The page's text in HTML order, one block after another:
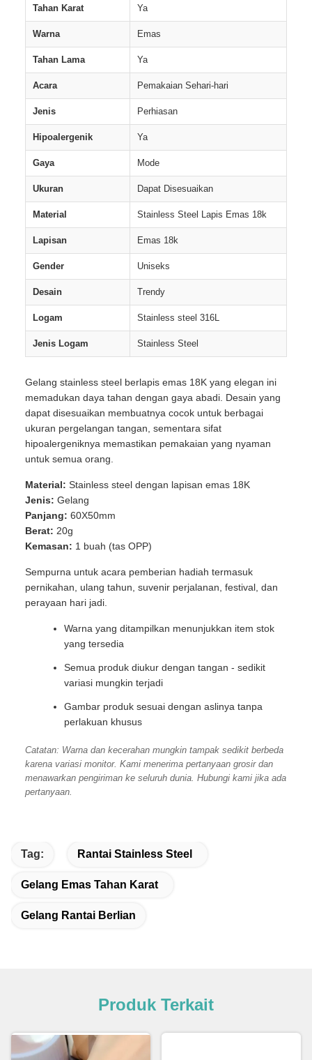
Tahan Karat Ya
Warna Emas
Tahan Lama Ya
Acara Pemakaian Sehari-hari
Jenis Perhiasan
Hipoalergenik Ya
Gaya Mode
Ukuran Dapat Disesuaikan
Material Stainless Steel Lapis Emas 18k
Lapisan Emas 18k
Gender Uniseks
Desain Trendy
Logam Stainless steel 316L
Jenis Logam Stainless Steel
Gelang stainless steel berlapis emas 18K yang elegan ini
memadukan daya tahan dengan gaya abadi. Desain yang
dapat disesuaikan membuatnya cocok untuk berbagai
ukuran pergelangan tangan, sementara sifat
hipoalergeniknya memastikan pemakaian yang nyaman
untuk semua orang.
Material: Stainless steel dengan lapisan emas 18K
Jenis: Gelang
Panjang: 60X50mm
Berat: 20g
Kemasan: 1 buah (tas OPP)
Sempurna untuk acara pemberian hadiah termasuk
pernikahan, ulang tahun, suvenir perjalanan, festival, dan
perayaan hari jadi.
Warna yang ditampilkan menunjukkan item stok
yang tersedia
Semua produk diukur dengan tangan - sedikit
variasi mungkin terjadi
Gambar produk sesuai dengan aslinya tanpa
perlakuan khusus
Catatan: Warna dan kecerahan mungkin tampak sedikit berbeda
karena variasi monitor. Kami menerima pertanyaan grosir dan
menawarkan pengiriman ke seluruh dunia. Hubungi kami jika ada
pertanyaan.
Tag: Rantai Stainless Steel
Gelang Emas Tahan Karat
Gelang Rantai Berlian
Produk Terkait